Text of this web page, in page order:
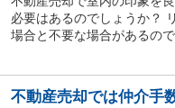
必要はあるのでしょうか？
場合と不要な場合があるの
不動産売却では仲介手